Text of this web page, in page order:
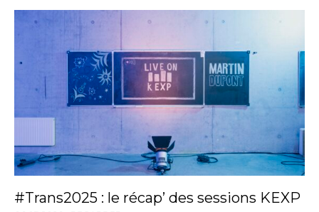
#Trans2025 : le récap’ des sessions KEXP